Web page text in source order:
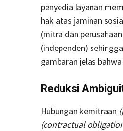
penyedia layanan
hak atas jaminan
(mitra dan perusahaan
(independen)
gambaran jelas
Reduksi
Hubungan kemitraan
(contractual